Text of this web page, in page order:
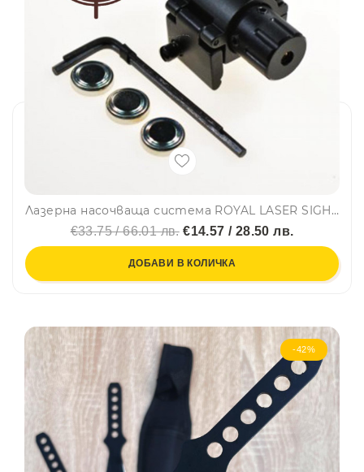
Лазерна насочваща система ROYAL LASER SIGHT JI-5 , тясно
€33.75 / 66.01 лв.€14.57 / 28.50 лв.
ДОБАВИ В КОЛИЧКА
-42%